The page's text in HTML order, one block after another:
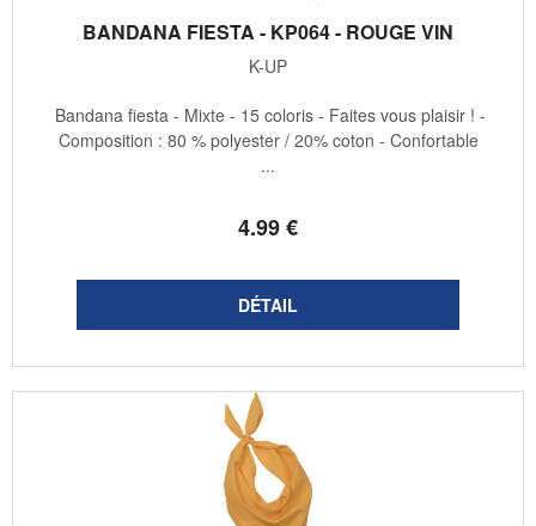
BANDANA FIESTA - KP064 - ROUGE VIN
K-UP
4.99€
Bandana fiesta - Mixte - 15 coloris - Faites vous plaisir ! -
Composition : 80 % polyester / 20% coton - Confortable
...